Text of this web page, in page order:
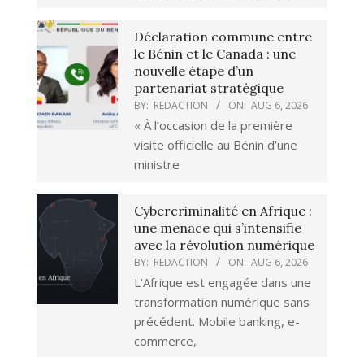
Déclaration commune entre
le Bénin et le Canada : une
nouvelle étape d’un
partenariat stratégique
BY: REDACTION ON: AUG 6, 2026
« À l’occasion de la première
visite officielle au Bénin d’une
ministre
Cybercriminalité en Afrique :
une menace qui s’intensifie
avec la révolution numérique
BY: REDACTION ON: AUG 6, 2026
L’Afrique est engagée dans une
transformation numérique sans
précédent. Mobile banking, e-
commerce,